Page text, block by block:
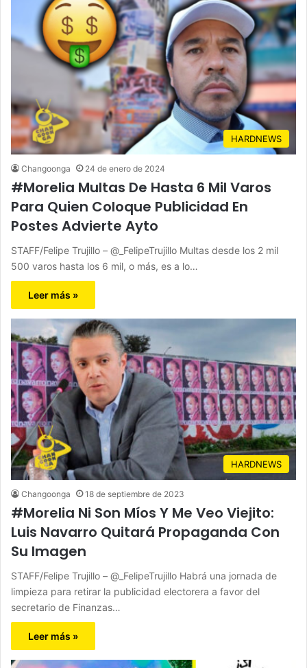
HARDNEWS
Changoonga 24 de enero de 2024
#Morelia Multas De Hasta 6 Mil Varos
Para Quien Coloque Publicidad En
Postes Advierte Ayto
STAFF/Felipe Trujillo – @_FelipeTrujillo Multas desde los 2 mil
500 varos hasta los 6 mil, o más, es a lo…
Leer más »
HARDNEWS
Changoonga 18 de septiembre de 2023
#Morelia Ni Son Míos Y Me Veo Viejito:
Luis Navarro Quitará Propaganda Con
Su Imagen
STAFF/Felipe Trujillo – @_FelipeTrujillo Habrá una jornada de
limpieza para retirar la publicidad electorera a favor del
secretario de Finanzas…
Leer más »